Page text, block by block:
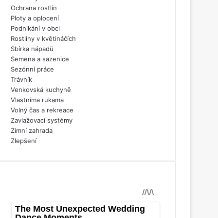
Ochrana rostlin
Ploty a oplocení
Podnikání v obci
Rostliny v květináčích
Sbírka nápadů
Semena a sazenice
Sezónní práce
Trávník
Venkovská kuchyně
Vlastníma rukama
Volný čas a rekreace
Zavlažovací systémy
Zimní zahrada
Zlepšení